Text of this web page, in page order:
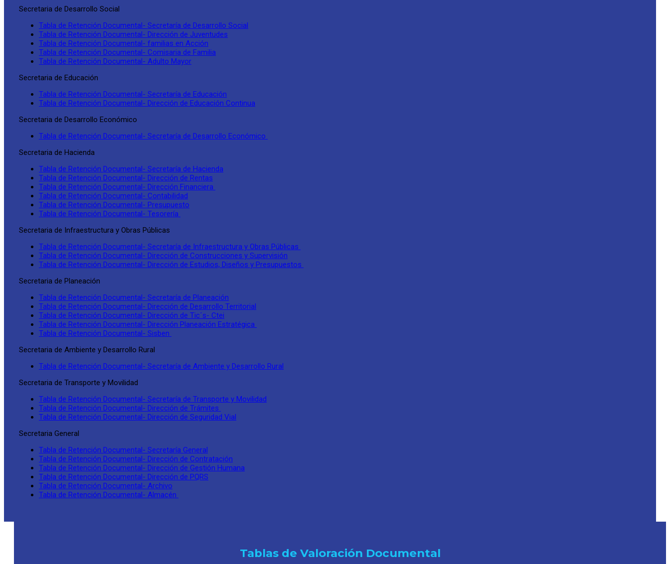
Secretaria de Desarrollo Social
Tabla de Retención Documental- Secretaría de Desarrollo Social
Tabla de Retención Documental- Dirección de Juventudes
Tabla de Retención Documental- familias en Acción
Tabla de Retención Documental- Comisaria de Familia
Tabla de Retención Documental- Adulto Mayor
Secretaria de Educación
Tabla de Retención Documental- Secretaría de Educación
Tabla de Retención Documental- Dirección de Educación Continua
Secretaria de Desarrollo Económico
Tabla de Retención Documental- Secretaría de Desarrollo Económico
Secretaria de Hacienda
Tabla de Retención Documental- Secretaría de Hacienda
Tabla de Retención Documental- Dirección de Rentas
Tabla de Retención Documental- Dirección Financiera
Tabla de Retención Documental- Contabilidad
Tabla de Retención Documental- Presupuesto
Tabla de Retención Documental- Tesorería
Secretaria de Infraestructura y Obras Públicas
Tabla de Retención Documental- Secretaría de Infraestructura y Obras Públicas
Tabla de Retención Documental- Dirección de Construcciones y Supervisión
Tabla de Retención Documental- Dirección de Estudios, Diseños y Presupuestos
Secretaria de Planeación
Tabla de Retención Documental- Secretaría de Planeación
Tabla de Retención Documental- Dirección de Desarrollo Territorial
Tabla de Retención Documental- Dirección de Tic´s- Ctei
Tabla de Retención Documental- Dirección Planeación Estratégica
Tabla de Retención Documental- Sisben
Secretaria de Ambiente y Desarrollo Rural
Tabla de Retención Documental- Secretaría de Ambiente y Desarrollo Rural
Secretaria de Transporte y Movilidad
Tabla de Retención Documental- Secretaría de Transporte y Movilidad
Tabla de Retención Documental- Dirección de Trámites
Tabla de Retención Documental- Dirección de Seguridad Vial
Secretaria General
Tabla de Retención Documental- Secretaría General
Tabla de Retención Documental- Dirección de Contratación
Tabla de Retención Documental- Dirección de Gestión Humana
Tabla de Retención Documental- Dirección de PQRS
Tabla de Retención Documental- Archivo
Tabla de Retención Documental- Almacén
Tablas de Valoración Documental